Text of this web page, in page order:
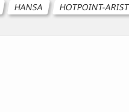
HANSA HOTPOINT-